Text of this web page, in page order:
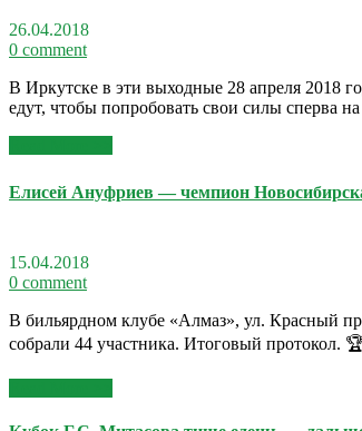
26.04.2018
0 comment
В Иркутске в эти выходные 28 апреля 2018
едут, чтобы попробовать свои силы сперва
Елисей Ануфриев — чемпион
15.04.2018
0 comment
В бильярдном клубе «Алмаз», ул. Красный
собрали 44 участника. Итоговый